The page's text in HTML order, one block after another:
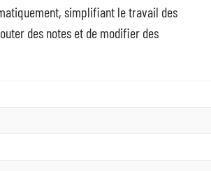
simplifiant le travail des
des notes et de modifier des